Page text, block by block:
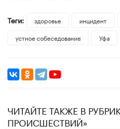
Теги: здоровье инцидент
устное собеседование
Уфа
ЧИТАЙТЕ ТАКЖЕ В
ПРОИСШЕСТВИЙ»